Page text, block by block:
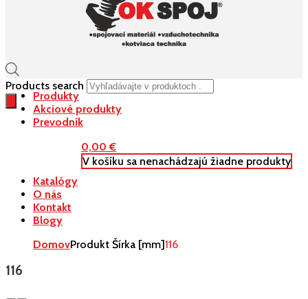
Products search
0,00€
V košíku sa nenachádzajú žiadne produkty
Produkty
Akciové produkty
Prevodník
Katalógy
O nás
Kontakt
Blogy
DomovProdukt Šírka [mm]116
116